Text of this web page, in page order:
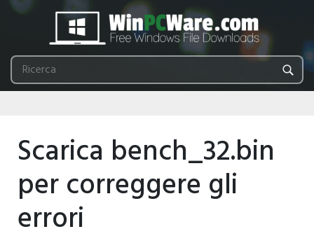
Scarica bench_32.bin
per correggere gli
errori